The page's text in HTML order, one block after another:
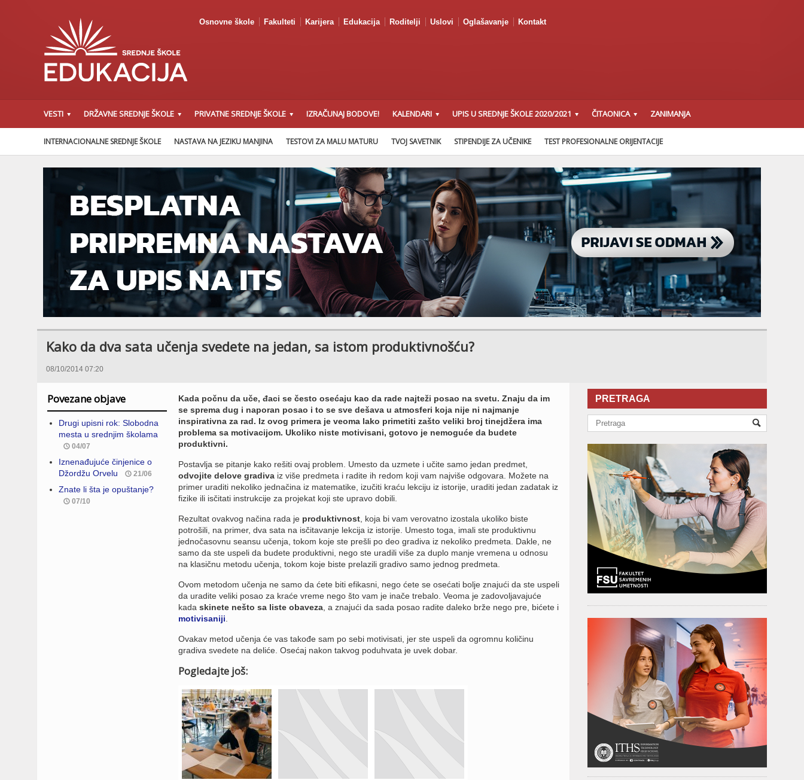
Osnovne škole Fakulteti Karijera Edukacija Roditelji Uslovi Oglašavanje Kontakt
VESTI DRŽAVNE SREDNJE ŠKOLE PRIVATNE SREDNJE ŠKOLE IZRAČUNAJ BODOVE! KALENDARI UPIS U SREDNJE ŠKOLE 2020/2021 ČITAONICA ZANIMANJA
INTERNACIONALNE SREDNJE ŠKOLE NASTAVA NA JEZIKU MANJINA TESTOVI ZA MALU MATURU TVOJ SAVETNIK STIPENDIJE ZA UČENIKE TEST PROFESIONALNE ORIJENTACIJE
Kako da dva sata učenja svedete na jedan, sa istom produktivnošću?
08/10/2014 07:20
Povezane objave
Drugi upisni rok: Slobodna
mesta u srednjim školama
04/07
Iznenađujuće činjenice o
Džordžu Orvelu
21/06
Znate li šta je opuštanje?
07/10
Kada počnu da uče, đaci se često osećaju kao da rade najteži posao na svetu. Znaju da im
se sprema dug i naporan posao i to se sve dešava u atmosferi koja nije ni najmanje
inspirativna za rad. Iz ovog primera je veoma lako primetiti zašto veliki broj tinejdžera ima
problema sa motivacijom. Ukoliko niste motivisani, gotovo je nemoguće da budete
produktivni.
Postavlja se pitanje kako rešiti ovaj problem. Umesto da uzmete i učite samo jedan predmet,
odvojite delove gradivaiz više predmeta i radite ih redom koji vam najviše odgovara. Možete na
primer uraditi nekoliko jednačina iz matematike, izučiti kraću lekciju iz istorije, uraditi jedan zadatak iz
fizike ili isčitati instrukcije za projekat koji ste upravo dobili.
Rezultat ovakvog načina rada je produktivnost, koja bi vam verovatno izostala ukoliko biste
potrošili, na primer, dva sata na isčitavanje lekcija iz istorije. Umesto toga, imali ste produktivnu
jednočasovnu seansu učenja, tokom koje ste prešli po deo gradiva iz nekoliko predmeta. Dakle, ne
samo da ste uspeli da budete produktivni, nego ste uradili više za duplo manje vremena u odnosu
na klasičnu metodu učenja, tokom koje biste prelazili gradivo samo jednog predmeta.
Ovom metodom učenja ne samo da ćete biti efikasni, nego ćete se osećati bolje znajući da ste uspeli
da uradite veliki posao za kraće vreme nego što vam je inače trebalo. Veoma je zadovoljavajuće
kada skinete nešto sa liste obaveza, a znajući da sada posao radite daleko brže nego pre, bićete i
motivisaniji
Ovakav metod učenja će vas takođe sam po sebi motivisati, jer ste uspeli da ogromnu količinu
gradiva svedete na deliće. Osećaj nakon takvog poduhvata je uvek dobar.
Pogledajte još:
PRETRAGA